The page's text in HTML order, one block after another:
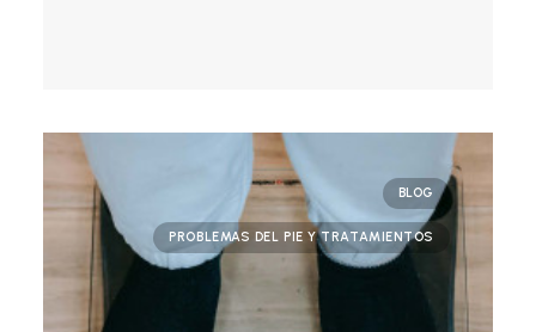
BLOG
PROBLEMAS DEL PIE Y TRATAMIENTOS